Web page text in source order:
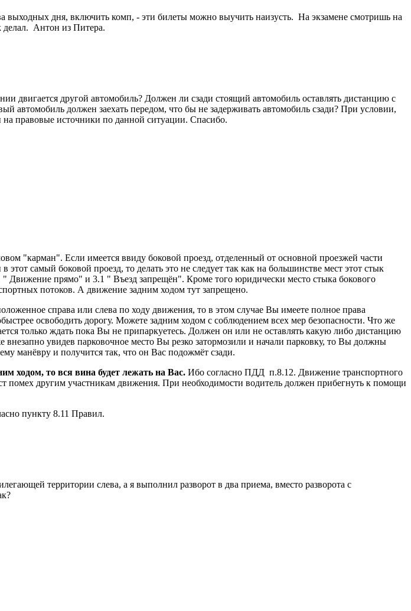
выходных дня, включить комп, - эти билеты можно выучить наизусть. На экзамене смотришь на
делал. Антон из Питера.
двигается другой автомобиль? Должен ли сзади стоящий автомобиль оставлять дистанцию с
автомобиль должен заехать передом, что бы не задерживать автомобиль сзади? При условии,
правовые источники по данной ситуации. Спасибо.
"карман". Если имеется ввиду боковой проезд, отделенный от основной проезжей части
самый боковой проезд, то делать это не следует так как на большинстве мест этот стык
прямо" и 3.1 " Въезд запрещён". Кроме того юридически место стыка бокового
потоков. А движение задним ходом тут запрещено.
справа или слева по ходу движения, то в этом случае Вы имеете полное права
освободить дорогу. Можете задним ходом с соблюдением всех мер безопасности. Что же
только ждать пока Вы не припаркуетесь. Должен он или не оставлять какую либо дистанцию
увидев парковочное место Вы резко затормозили и начали парковку, то Вы должны
манёвру и получится так, что он Вас подожмёт сзади.
ходом, то вся вина будет лежать на Вас. Ибо согласно ПДД п.8.12. Движение транспортного
помех другим участникам движения. При необходимости водитель должен прибегнуть к помощи
пункту 8.11 Правил.
территории слева, а я выполнил разворот в два приема, вместо разворота с